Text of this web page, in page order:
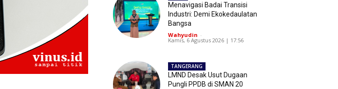
Menavigasi Badai Transisi
Industri: Demi Ekokedaulatan
Bangsa
Wahyudin -
Kamis, 6 Agustus 2026 | 17:56
TANGERANG
LMND Desak Usut Dugaan
Pungli PPDB di SMAN 20